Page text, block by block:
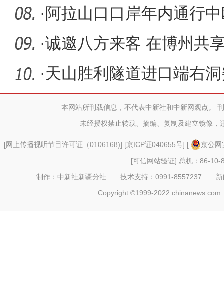
民购车热
· 阿拉山口口岸年内通行
6000列 创历
·诚邀八方来客 在博州共
·天山胜利隧道进口端右
本网站所刊载信息，不代表中新社和中新网观点。
未经授权禁止转载、摘编、复制及建立镜像，
[网上传播视听节目许可证（0106168)] [京ICP证040655号] [
京公
[可信网站验证] 总机：86-10-
制作：中新社新疆分社 技术支持：0991-8557237
Copyright ©1999-2022